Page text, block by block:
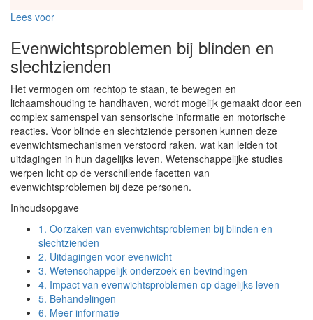
(Accesskey
Spring
Organisaties
Spring
Social
media
Lees voor
Evenwichtsproblemen bij blinden en
slechtzienden
Het vermogen om rechtop te staan, te bewegen en
lichaamshouding te handhaven, wordt mogelijk gemaakt door een
complex samenspel van sensorische informatie en motorische
reacties. Voor blinde en slechtziende personen kunnen deze
evenwichtsmechanismen verstoord raken, wat kan leiden tot
uitdagingen in hun dagelijks leven. Wetenschappelijke studies
werpen licht op de verschillende facetten van
evenwichtsproblemen bij deze personen.
Inhoudsopgave
1. Oorzaken van evenwichtsproblemen bij blinden en
slechtzienden
2. Uitdagingen voor evenwicht
3. Wetenschappelijk onderzoek en bevindingen
4. Impact van evenwichtsproblemen op dagelijks leven
5. Behandelingen
6. Meer informatie